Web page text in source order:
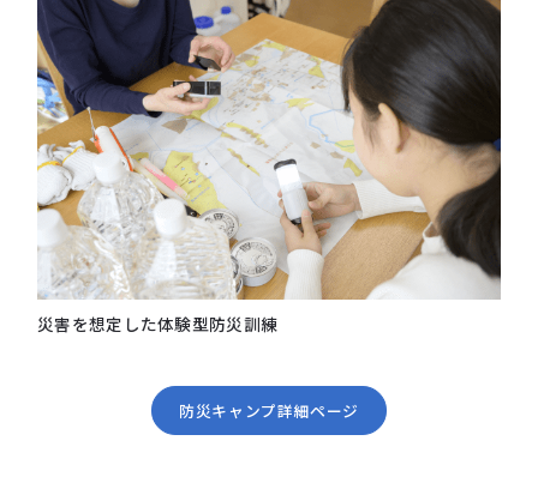
災害を想定した体験型防災訓練
防災キャンプ詳細ページ